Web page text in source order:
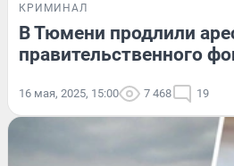
КРИМИНАЛ
В Тюмени продлили
правительственного
16 мая, 2025, 15:00 7 468 19